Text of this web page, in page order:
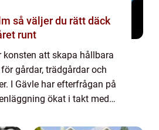
runt
konsten att skapa hållbara
gårdar, trädgårdar och
I Gävle har efterfrågan på
ökat i takt med